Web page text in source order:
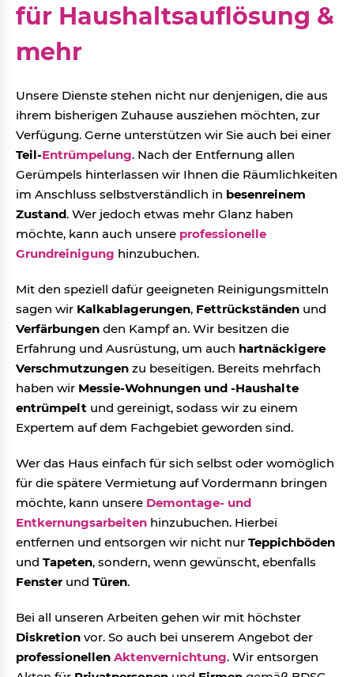
für Haushaltsauflösung &
mehr
Unsere Dienste stehen nicht nur denjenigen, die aus
ihrem bisherigen Zuhause ausziehen möchten, zur
Verfügung. Gerne unterstützen wir Sie auch bei einer
Teil-Entrümpelung. Nach der Entfernung allen
Gerümpels hinterlassen wir Ihnen die Räumlichkeiten
im Anschluss selbstverständlich in besenreinem
Zustand. Wer jedoch etwas mehr Glanz haben
möchte, kann auch unsere professionelle
Grundreinigung hinzubuchen.
Mit den speziell dafür geeigneten Reinigungsmitteln
sagen wir Kalkablagerungen, Fettrückständen und
Verfärbungen den Kampf an. Wir besitzen die
Erfahrung und Ausrüstung, um auch hartnäckigere
Verschmutzungen zu beseitigen. Bereits mehrfach
haben wir Messie-Wohnungen und -Haushalte
entrümpelt und gereinigt, sodass wir zu einem
Expertem auf dem Fachgebiet geworden sind.
Wer das Haus einfach für sich selbst oder womöglich
für die spätere Vermietung auf Vordermann bringen
möchte, kann unsere Demontage- und
Entkernungsarbeiten hinzubuchen. Hierbei
entfernen und entsorgen wir nicht nur Teppichböden
und Tapeten, sondern, wenn gewünscht, ebenfalls
Fenster und Türen.
Bei all unseren Arbeiten gehen wir mit höchster
Diskretion vor. So auch bei unserem Angebot der
professionellen Aktenvernichtung. Wir entsorgen